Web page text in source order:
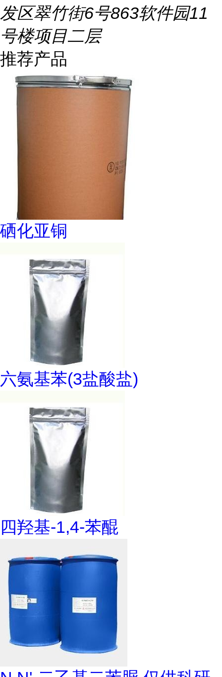
发区翠竹街6号863软件园11
号楼项目二层
推荐产品
硒化亚铜
六氨基苯(3盐酸盐)
四羟基-1,4-苯醌